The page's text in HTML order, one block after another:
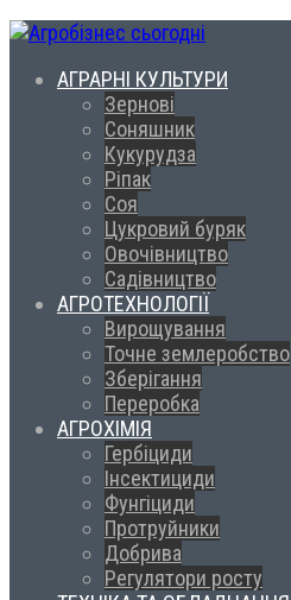
АГРАРНІ КУЛЬТУРИ
Зернові
Соняшник
Кукурудза
Ріпак
Соя
Цукровий буряк
Овочівництво
Садівництво
АГРОТЕХНОЛОГІЇ
Вирощування
Точне землеробство
Зберігання
Переробка
АГРОХІМІЯ
Гербіциди
Інсектициди
Фунгіциди
Протруйники
Добрива
Регулятори росту